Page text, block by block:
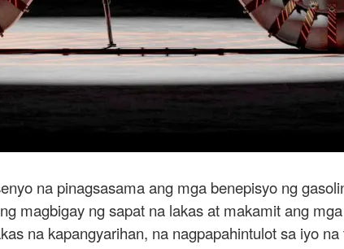
na pinagsasama ang mga benepisyo ng
magbigay ng sapat na lakas at makamit ang
na kapangyarihan, na nagpapahintulot sa iyo